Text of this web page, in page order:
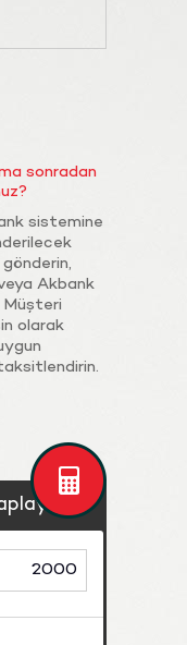
sonradan
sistemine
Akbank
Müşteri
olarak